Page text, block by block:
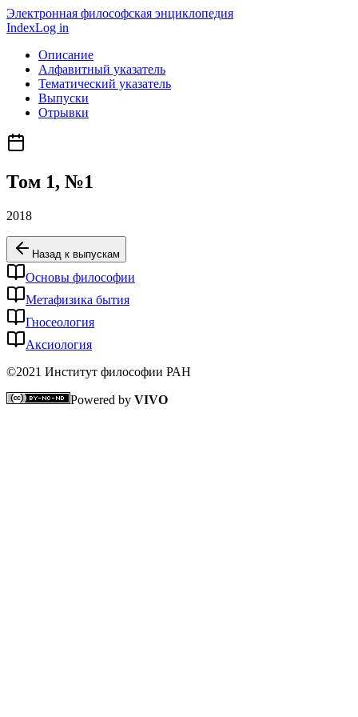
Электронная философская энциклопедия
IndexLog in
Описание
Алфавитный указатель
Тематический указатель
Выпуски
Отрывки
Том 1, №1
2018
Назад к выпускам
Основы философии
Метафизика бытия
Гносеология
Аксиология
©2021 Институт философии РАН
Powered by VIVO